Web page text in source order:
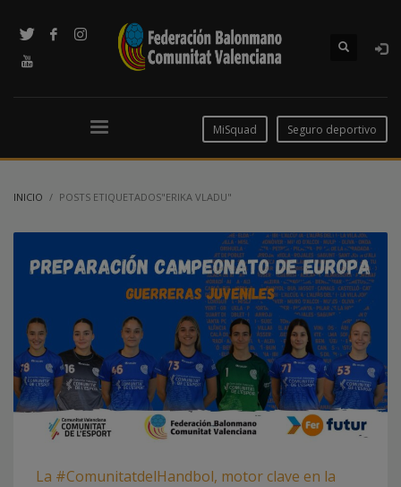
MiSquad Seguro deportivo
INICIO POSTS ETIQUETADOS"ERIKA VLADU"
La #ComunitatdelHandbol, motor clave en la